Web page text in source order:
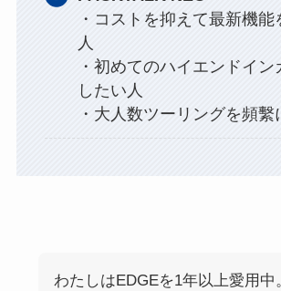
・コストを抑えて最新機能
人
・初めてのハイエンドイ
したい人
・大人数ツーリングを頻繫
わたしはEDGEを1年以上愛用中